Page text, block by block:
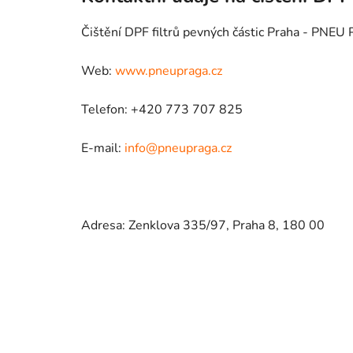
Čištění DPF filtrů pevných částic Praha - PNEU
Web: www.pneupraga.cz
Telefon: +420 773 707 825
E-mail: info@pneupraga.cz
Adresa: Zenklova 335/97, Praha 8, 180 00